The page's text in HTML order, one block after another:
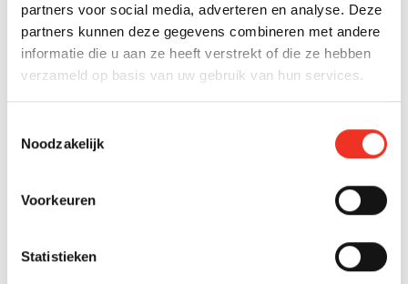
partners voor social media, adverteren en analyse. Deze
partners kunnen deze gegevens combineren met andere
informatie die u aan ze heeft verstrekt of die ze hebben
verzameld op basis van uw gebruik van hun services.
Noodzakelijk
Voorkeuren
Statistieken
Verkocht
Den Haag
Perenstraat 110
€ 355.000 k.k.
2
Verkocht
Den Haag
€ 850.000 k.k.